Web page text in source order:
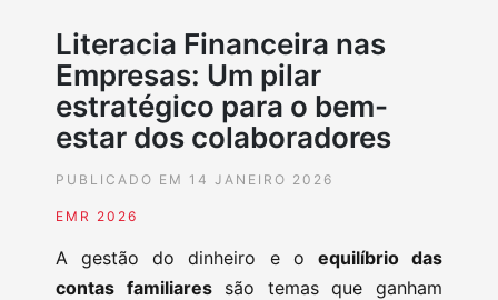
Literacia Financeira nas
Empresas: Um pilar
estratégico para o bem-
estar dos colaboradores
PUBLICADO EM 14 JANEIRO 2026
EMR 2026
A gestão do dinheiro e o equilíbrio das
contas familiaressão temas que ganham